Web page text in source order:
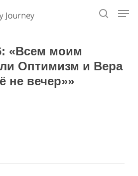
«Всем моим
Оптимизм и Вера
не вечер»»